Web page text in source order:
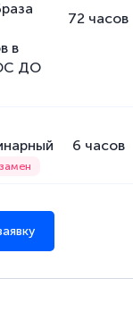
в
ДО
72 часов
6 часов